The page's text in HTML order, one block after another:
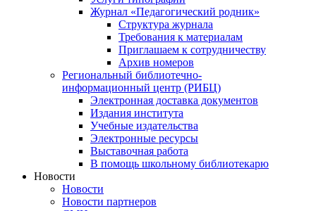
Журнал «Педагогический родник»
Структура журнала
Требования к материалам
Приглашаем к сотрудничеству
Архив номеров
Региональный библиотечно-
информационный центр (РИБЦ)
Электронная доставка документов
Издания института
Учебные издательства
Электронные ресурсы
Выставочная работа
В помощь школьному библиотекарю
Новости
Новости
Новости партнеров